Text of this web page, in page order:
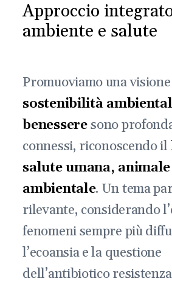
Approccio
ambiente e salute
Promuoviamo una
sostenibilità
benesseresono
connessi, riconoscendo il
salute umana, animale
ambientale. Un tema
rilevante, considerando
fenomeni sempre più
l’ecoansia e la questione
dell’antibiotico